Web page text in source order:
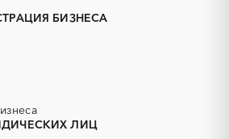
ОТКРЫТОЕ
ГОСУДАРСТВЕННОЕ
БИЗНЕСА
ЛИЦ